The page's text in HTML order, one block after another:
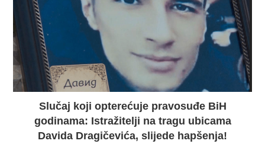
Slučaj koji opterećuje pravosuđe BiH
godinama: Istražitelji na tragu ubicama
Davida Dragičevića, slijede hapšenja!